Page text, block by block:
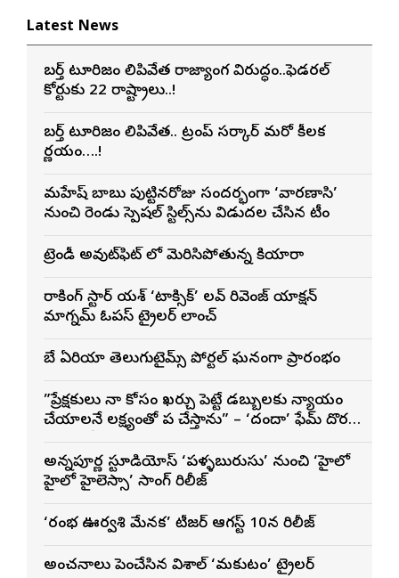
Latest News
బర్త్ టూరిజం నిలిపివేత రాజ్యాంగ విరుద్ధం..ఫెడరల్
కోర్టుకు 22 రాష్ట్రాలు..!
బర్త్ టూరిజం నిలిపివేత.. ట్రంప్ సర్కార్ మరో కీలక
నిర్ణయం….!
మహేష్ బాబు పుట్టినరోజు సందర్భంగా ‘వారణాసి’
నుంచి రెండు స్పెషల్ స్టిల్స్‌ను విడుదల చేసిన టీం
ట్రెండీ అవుట్‌ఫిట్ లో మెరిసిపోతున్న కియారా
రాకింగ్ స్టార్ యశ్ ‘టాక్సిక్’ లవ్ రివెంజ్ యాక్షన్
మాగ్నమ్ ఓపస్‌ ట్రైలర్ లాంచ్
బే ఏరియా తెలుగుటైమ్స్ పోర్టల్ ఘనంగా ప్రారంభం
”ప్రేక్షకులు నా కోసం ఖర్చు పెట్టే డబ్బులకు న్యాయం
చేయాలనే లక్ష్యంతో పని చేస్తాను” – ‘దందా’ ఫేమ్ దొర
అన్నపూర్ణ స్టూడియోస్ ‘పళ్ళబురుసు’ నుంచి ‘హైలో
హైలో హైలెస్సా’ సాంగ్ రిలీజ్
‘రంభ ఊర్వశి మేనక’ టీజర్ ఆగస్ట్ 10న రిలీజ్
అంచనాలు పెంచేసిన విశాల్ ‘మకుటం’ ట్రైలర్